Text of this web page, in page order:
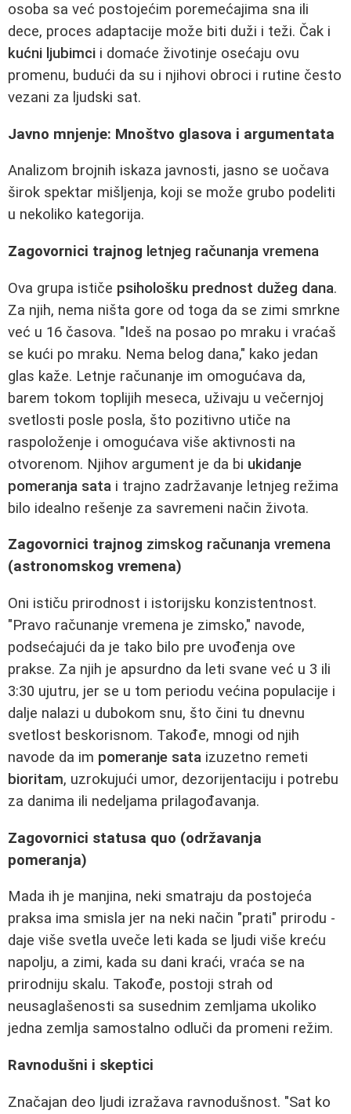
osoba sa već postojećim poremećajima sna ili
dece, proces adaptacije može biti duži i teži. Čak i
kućni ljubimci i domaće životinje osećaju ovu
promenu, budući da su i njihovi obroci i rutine često
vezani za ljudski sat.
Javno mnjenje: Mnoštvo glasova i argumentata
Analizom brojnih iskaza javnosti, jasno se uočava
širok spektar mišljenja, koji se može grubo podeliti
u nekoliko kategorija.
Zagovornici trajnog letnjeg računanja vremena
Ova grupa ističe psihološku prednost dužeg dana.
Za njih, nema ništa gore od toga da se zimi smrkne
već u 16 časova. "Ideš na posao po mraku i vraćaš
se kući po mraku. Nema belog dana," kako jedan
glas kaže. Letnje računanje im omogućava da,
barem tokom toplijih meseca, uživaju u večernjoj
svetlosti posle posla, što pozitivno utiče na
raspoloženje i omogućava više aktivnosti na
otvorenom. Njihov argument je da bi ukidanje
pomeranja sata i trajno zadržavanje letnjeg režima
bilo idealno rešenje za savremeni način života.
Zagovornici trajnog zimskog računanja vremena
(astronomskog vremena)
Oni ističu prirodnost i istorijsku konzistentnost.
"Pravo računanje vremena je zimsko," navode,
podsećajući da je tako bilo pre uvođenja ove
prakse. Za njih je apsurdno da leti svane već u 3 ili
3:30 ujutru, jer se u tom periodu većina populacije i
dalje nalazi u dubokom snu, što čini tu dnevnu
svetlost beskorisnom. Takođe, mnogi od njih
navode da im pomeranje sata izuzetno remeti
bioritam, uzrokujući umor, dezorijentaciju i potrebu
za danima ili nedeljama prilagođavanja.
Zagovornici statusa quo (održavanja
pomeranja)
Mada ih je manjina, neki smatraju da postojeća
praksa ima smisla jer na neki način "prati" prirodu -
daje više svetla uveče leti kada se ljudi više kreću
napolju, a zimi, kada su dani kraći, vraća se na
prirodniju skalu. Takođe, postoji strah od
neusaglašenosti sa susednim zemljama ukoliko
jedna zemlja samostalno odluči da promeni režim.
Ravnodušni i skeptici
Značajan deo ljudi izražava ravnodušnost. "Sat ko